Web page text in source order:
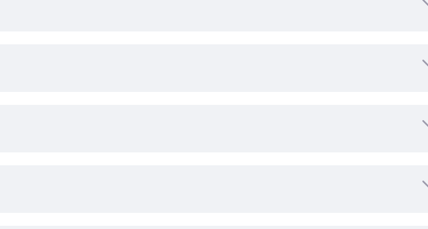
платформах группы, так как они постоянно работают над новым